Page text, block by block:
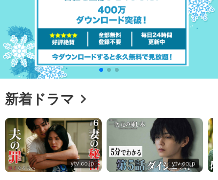
新着ドラマ chevron_right
ytv.co.jp ytv.co.jp